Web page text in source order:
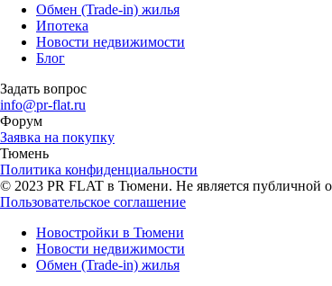
Обмен (Trade-in) жилья
Ипотека
Новости недвижимости
Блог
Задать вопрос
info@pr-flat.ru
Форум
Заявка на покупку
Тюмень
Политика конфиденциальности
© 2023 PR FLAT в Тюмени. Не является публичной
Пользовательское соглашение
Новостройки в Тюмени
Новости недвижимости
Обмен (Trade-in) жилья